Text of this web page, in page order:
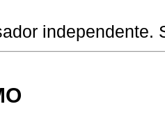
independente.